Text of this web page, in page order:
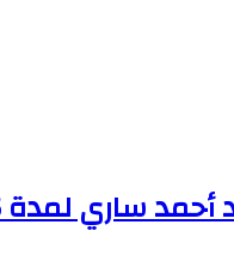
ساري لمدة 6 أشهر